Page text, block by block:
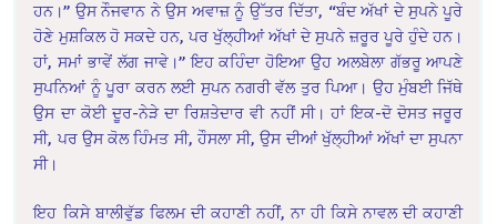
ਹਨ।” ਉਸ ਨੌਜਵਾਨ ਨੇ ਉਸ ਅਵਾਜ਼ ਨੂੰ ਉੱਤਰ ਦਿੱਤਾ, “ਬੰਦ ਅੱਖਾਂ ਦੇ ਸੁਪਨੇ ਪੂਰੇ
ਹੋਣੇ ਮੁਸ਼ਕਿਲ ਹੋ ਸਕਦੇ ਹਨ, ਪਰ ਖੁੱਲ੍ਹੀਆਂ ਅੱਖਾਂ ਦੇ ਸੁਪਨੇ ਜ਼ਰੂਰ ਪੂਰੇ ਹੁੰਦੇ ਹਨ।
ਹਾਂ, ਸਮਾਂ ਭਾਵੇਂ ਲੱਗ ਜਾਵੇ।” ਇਹ ਕਹਿੰਦਾ ਹੋਇਆ ਉਹ ਅਲਬੇਲਾ ਗੱਭਰੂ ਆਪਣੇ
ਸੁਪਨਿਆਂ ਨੂੰ ਪੂਰਾ ਕਰਨ ਲਈ ਸੁਪਨ ਨਗਰੀ ਵੱਲ ਤੁਰ ਪਿਆ। ਉਹ ਮੁੰਬਈ ਜਿੱਥੇ
ਉਸ ਦਾ ਕੋਈ ਦੂਰ-ਨੇੜੇ ਦਾ ਰਿਸ਼ਤੇਦਾਰ ਵੀ ਨਹੀਂ ਸੀ। ਹਾਂ ਇਕ-ਦੋ ਦੋਸਤ ਜਰੂਰ
ਸੀ, ਪਰ ਉਸ ਕੋਲ ਹਿੰਮਤ ਸੀ, ਹੌਸਲਾ ਸੀ, ਉਸ ਦੀਆਂ ਖੁੱਲ੍ਹੀਆਂ ਅੱਖਾਂ ਦਾ ਸੁਪਨਾ
ਸੀ।
ਇਹ ਕਿਸੇ ਬਾਲੀਵੁੱਡ ਫਿਲਮ ਦੀ ਕਹਾਣੀ ਨਹੀਂ, ਨਾ ਹੀ ਕਿਸੇ ਨਾਵਲ ਦੀ ਕਹਾਣੀ